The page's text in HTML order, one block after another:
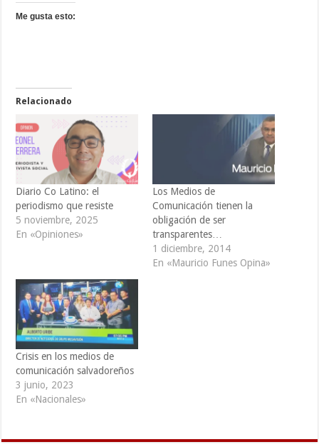
Me gusta esto:
Relacionado
Diario Co Latino: el
periodismo que resiste
5 noviembre, 2025
En «Opiniones»
Los Medios de
Comunicación tienen la
obligación de ser
transparentes…
1 diciembre, 2014
En «Mauricio Funes Opina»
Crisis en los medios de
comunicación salvadoreños
3 junio, 2023
En «Nacionales»